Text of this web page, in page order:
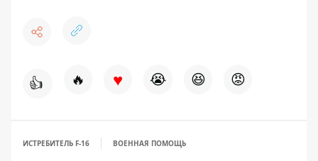
👍 🔥 ♥ 😭 😆 😡
ИСТРЕБИТЕЛЬ F-16 ВОЕННАЯ ПОМОЩЬ